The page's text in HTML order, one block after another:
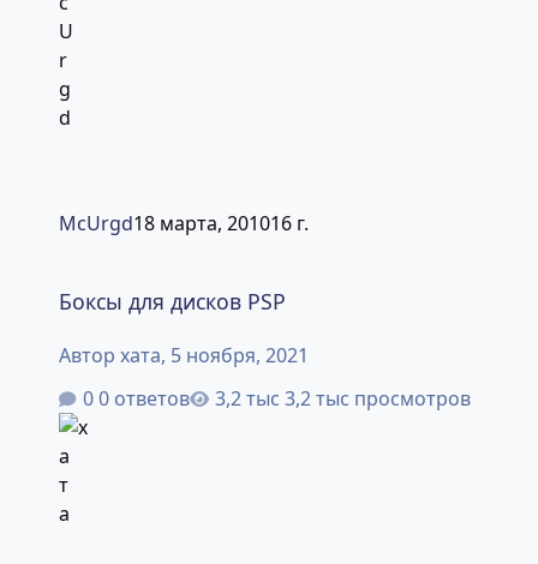
McUrgd18 марта, 201016 г.
Боксы для дисков PSP
Автор хата, 5 ноября, 2021
0 ответов
3,2 тыс просмотров